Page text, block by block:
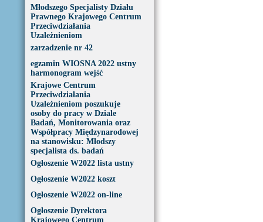
Młodszego Specjalisty Działu
Prawnego Krajowego Centrum
Przeciwdziałania
Uzależnieniom
zarzadzenie nr 42
egzamin WIOSNA 2022 ustny
harmonogram wejść
Krajowe Centrum
Przeciwdziałania
Uzależnieniom poszukuje
osoby do pracy w Dziale
Badań, Monitorowania oraz
Współpracy Międzynarodowej
na stanowisku: Młodszy
specjalista ds. badań
Ogłoszenie W2022 lista ustny
Ogłoszenie W2022 koszt
Ogłoszenie W2022 on-line
Ogłoszenie Dyrektora
Krajowego Centrum